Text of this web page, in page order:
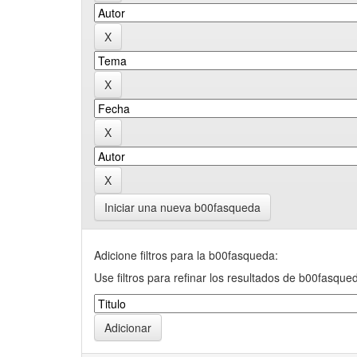
Iniciar una nueva b00fasqueda
Adicione filtros para la b00fasqueda:
Use filtros para refinar los resultados de